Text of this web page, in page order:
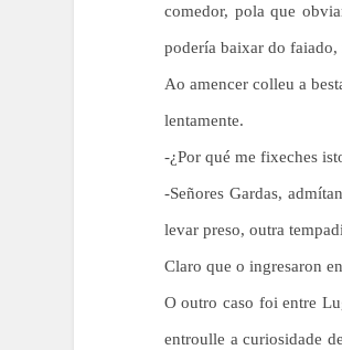
comedor, pola que
podería baixar do
Ao amencer colleu a
lentamente.
-¿Por qué me fixeches
-Señores Gardas,
levar preso, outra
Claro que o ingresaron
O outro caso foi entre
entroulle a curiosidade